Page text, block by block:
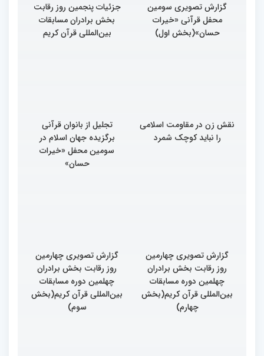
گزارش تصویری سومین
محفل قرآنی «خیرات
حسان»(بخش اول)
جزئیات پنجمین روز رقابت
بخش برادران مسابقات
بین‌المللی قرآن کریم
نقش زن در مقاومت اسلامی
را نباید کوچک شمرد
تجلیل از بانوان قرآنی
برگزیده جهان اسلام در
سومین محفل «خیرات
حسان»
گزارش تصویری چهارمین
روز رقابت بخش برادران
چهلمین دوره مسابقات
بین‌المللی قرآن کریم(بخش
چهارم)
گزارش تصویری چهارمین
روز رقابت بخش برادران
چهلمین دوره مسابقات
بین‌المللی قرآن کریم(بخش
سوم)